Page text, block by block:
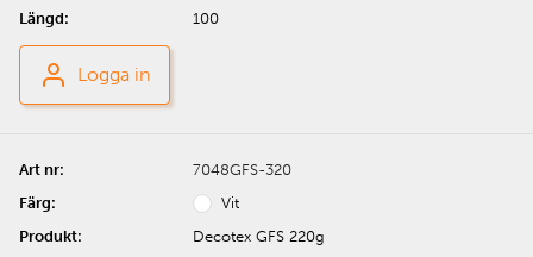
100
Logga in
7048GFS-320
Vit
Decotex GFS 220g